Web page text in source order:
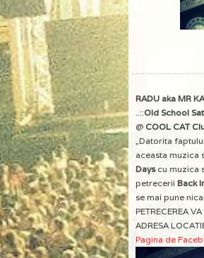
RADU aka MR
..::Old School
@ COOL CAT
„Datorita
aceasta muzica
Dayscu muzica
petrecerii Back
se mai pune
PETRECEREA
ADRESA
Pagina de